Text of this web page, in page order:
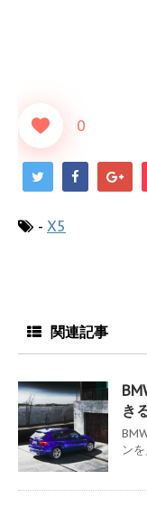
0
- X5
関連記事
き
ン